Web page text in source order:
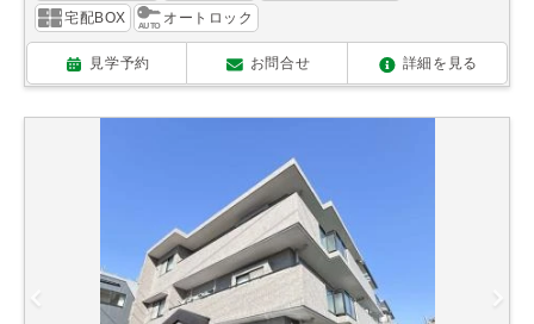
宅配BOX
オートロック
見学予約 お問合せ 詳細を見る